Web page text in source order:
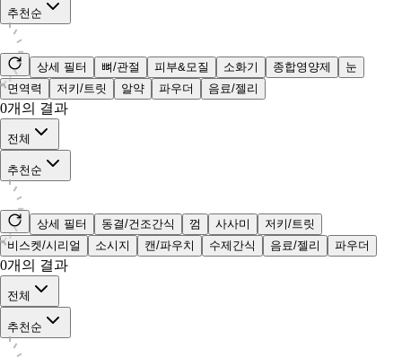
추천순
상세 필터 뼈/관절 피부&모질 소화기 종합영양제
눈
면역력
저키/트릿 알약 파우더 음료/젤리
0개의 결과
전체
추천순
상세 필터 동결/건조간식 껌 사사미
저키/트릿
비스켓/시리얼
소시지 캔/파우치 수제간식 음료/젤리 파우더
0개의 결과
전체
추천순